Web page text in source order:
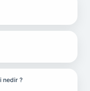
nedir ?